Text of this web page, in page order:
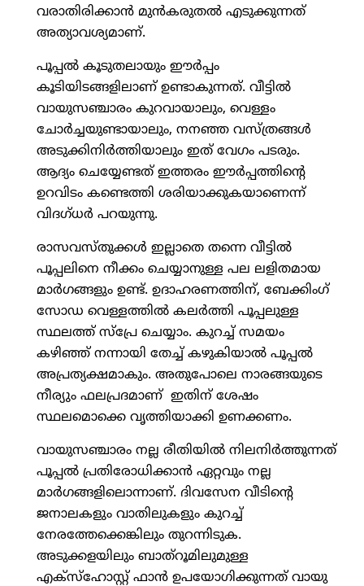
വരാതിരിക്കാന്‍ മുന്‍കരുതല്‍ എടുക്കുന്നത്
അത്യാവശ്യമാണ്.
പൂപ്പല്‍ കൂടുതലായും ഈര്‍പ്പം
കൂടിയിടങ്ങളിലാണ് ഉണ്ടാകുന്നത്. വീട്ടില്‍
വായുസഞ്ചാരം കുറവായാലും, വെള്ളം
ചോര്‍ച്ചയുണ്ടായാലും, നനഞ്ഞ വസ്ത്രങ്ങള്‍
അടുക്കിനിര്‍ത്തിയാലും ഇത് വേഗം പടരും.
ആദ്യം ചെയ്യേണ്ടത് ഇത്തരം ഈര്‍പ്പത്തിന്റെ
ഉറവിടം കണ്ടെത്തി ശരിയാക്കുകയാണെന്ന്
വിദഗ്ധര്‍ പറയുന്നു.
രാസവസ്തുക്കള്‍ ഇല്ലാതെ തന്നെ വീട്ടില്‍
പൂപ്പലിനെ നീക്കം ചെയ്യാനുള്ള പല ലളിതമായ
മാര്‍ഗങ്ങളും ഉണ്ട്. ഉദാഹരണത്തിന്, ബേക്കിംഗ്
സോഡ വെള്ളത്തില്‍ കലര്‍ത്തി പൂപ്പലുള്ള
സ്ഥലത്ത് സ്‌പ്രേ ചെയ്യാം. കുറച്ച് സമയം
കഴിഞ്ഞ് നന്നായി തേച്ച് കഴുകിയാല്‍ പൂപ്പല്‍
അപ്രത്യക്ഷമാകും. അതുപോലെ നാരങ്ങയുടെ
നീര്യും ഫലപ്രദമാണ് ഇതിന് ശേഷം
സ്ഥലമൊക്കെ വൃത്തിയാക്കി ഉണക്കണം.
വായുസഞ്ചാരം നല്ല രീതിയില്‍ നിലനിര്‍ത്തുന്നത്
പൂപ്പല്‍ പ്രതിരോധിക്കാന്‍ ഏറ്റവും നല്ല
മാര്‍ഗങ്ങളിലൊന്നാണ്. ദിവസേന വീടിന്റെ
ജനാലകളും വാതിലുകളും കുറച്ച്
നേരത്തേക്കെങ്കിലും തുറന്നിടുക.
അടുക്കളയിലും ബാത്റൂമിലുമുള്ള
എക്സ്ഹോസ്റ്റ് ഫാന്‍ ഉപയോഗിക്കുന്നത് വായു